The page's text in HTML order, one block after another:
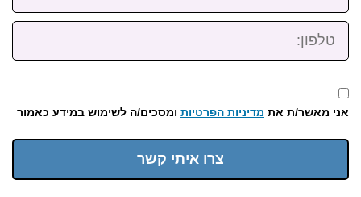
טלפון:
אני מאשר/ת את מדיניות הפרטיות ומסכים/ה לשימוש במידע כאמור
צרו איתי קשר